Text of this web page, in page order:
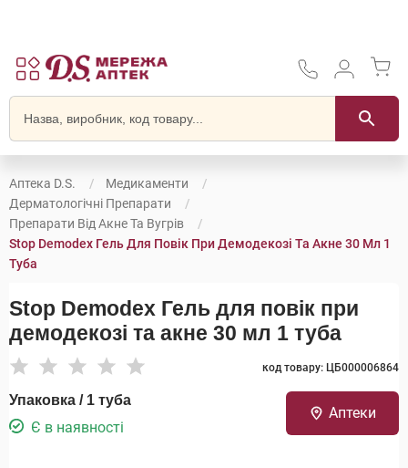
Аптека D.S.
Медикаменти
Дерматологічні Препарати
Препарати Від Акне Та Вугрів
Stop Demodex Гель Для Повік При Демодекозі Та Акне 30 Мл 1
Туба
Stop Demodex Гель для повік при
демодекозі та акне 30 мл 1 туба
код товару: ЦБ000006864
Упаковка / 1 туба
Є в наявності
Аптеки